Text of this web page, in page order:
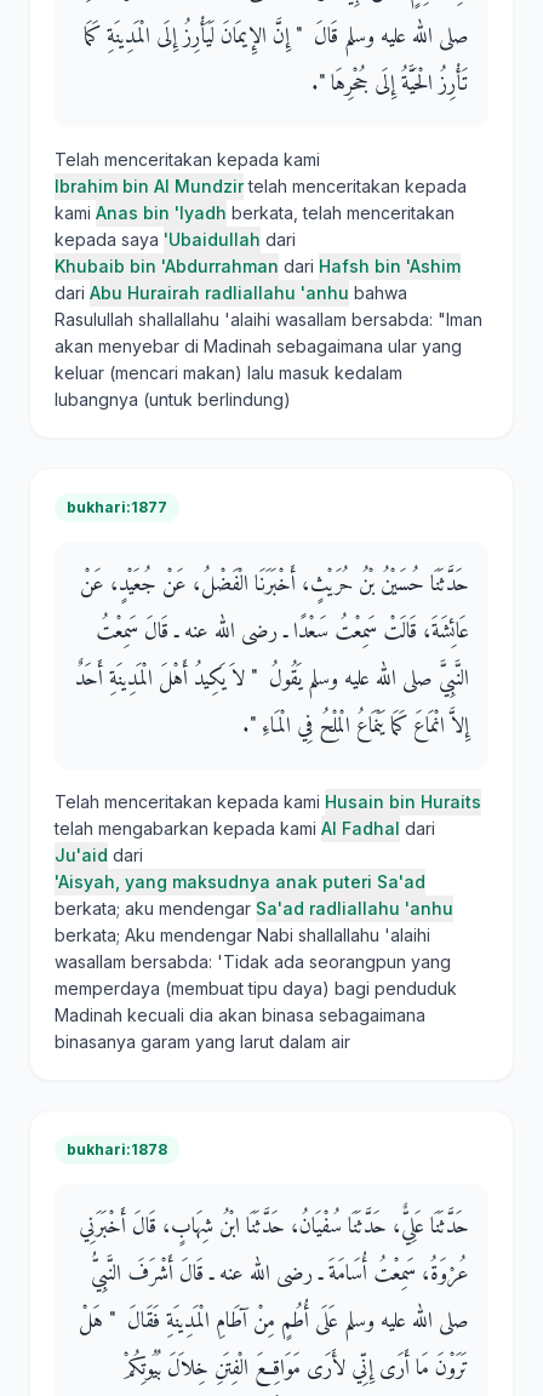
صلى الله عليه وسلم قَالَ ‏ "‏ إِنَّ الإِيمَانَ لَيَأْرِزُ إِلَى الْمَدِينَةِ كَمَا
تَأْرِزُ الْحَيَّةُ إِلَى جُحْرِهَا ‏"‏‏.‏
Telah menceritakan kepada kami
Ibrahim bin Al Mundzirtelah menceritakan kepada
kami Anas bin 'Iyadh berkata, telah menceritakan
kepada saya 'Ubaidullah dari
Khubaib bin 'Abdurrahman dari Hafsh bin 'Ashim
dari Abu Hurairah radliallahu 'anhu bahwa
Rasulullah shallallahu 'alaihi wasallam bersabda: "Iman
akan menyebar di Madinah sebagaimana ular yang
keluar (mencari makan) lalu masuk kedalam
lubangnya (untuk berlindung)
bukhari:1877
حَدَّثَنَا حُسَيْنُ بْنُ حُرَيْثٍ، أَخْبَرَنَا الْفَضْلُ، عَنْ جُعَيْدٍ، عَنْ
عَائِشَةَ، قَالَتْ سَمِعْتُ سَعْدًا ـ رضى الله عنه ـ قَالَ سَمِعْتُ
النَّبِيَّ صلى الله عليه وسلم يَقُولُ ‏ "‏ لاَ يَكِيدُ أَهْلَ الْمَدِينَةِ أَحَدٌ
إِلاَّ انْمَاعَ كَمَا يَنْمَاعُ الْمِلْحُ فِي الْمَاءِ ‏"‏‏.‏
Telah menceritakan kepada kami Husain bin Huraits
telah mengabarkan kepada kami Al Fadhal dari
Ju'aid dari
'Aisyah, yang maksudnya anak puteri Sa'ad
berkata; aku mendengar Sa'ad radliallahu 'anhu
berkata; Aku mendengar Nabi shallallahu 'alaihi
wasallam bersabda: 'Tidak ada seorangpun yang
memperdaya (membuat tipu daya) bagi penduduk
Madinah kecuali dia akan binasa sebagaimana
binasanya garam yang larut dalam air
bukhari:1878
حَدَّثَنَا عَلِيٌّ، حَدَّثَنَا سُفْيَانُ، حَدَّثَنَا ابْنُ شِهَابٍ، قَالَ أَخْبَرَنِي
عُرْوَةُ، سَمِعْتُ أُسَامَةَ ـ رضى الله عنه ـ قَالَ أَشْرَفَ النَّبِيُّ
صلى الله عليه وسلم عَلَى أُطُمٍ مِنْ آطَامِ الْمَدِينَةِ فَقَالَ ‏ "‏ هَلْ
تَرَوْنَ مَا أَرَى إِنِّي لأَرَى مَوَاقِعَ الْفِتَنِ خِلاَلَ بُيُوتِكُمْ